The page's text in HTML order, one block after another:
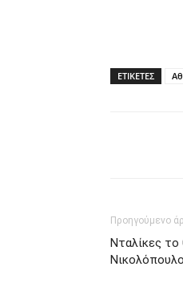
ΕΤΙΚΕΤΕΣ
Προηγούμενο
Νταλίκες το